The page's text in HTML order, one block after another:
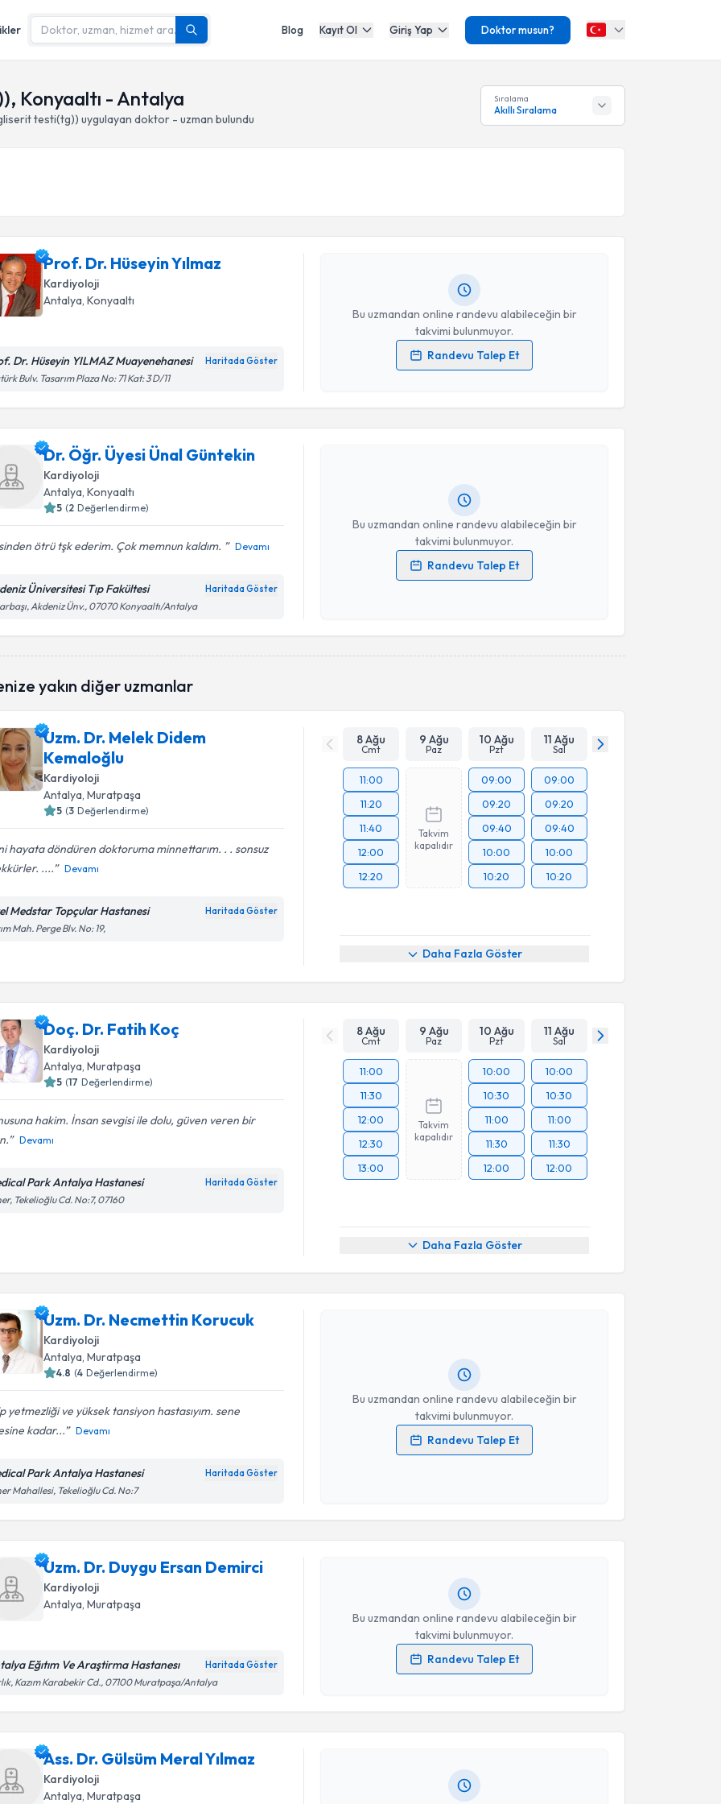
Blog Kayıt Ol Giriş Yap Doktor musun?
Konyaaltı - Antalya
testi(tg)) uygulayan doktor - uzman bulundu
Sıralama
Akıllı Sıralama
Prof. Dr. Hüseyin Yılmaz
Kardiyoloji
Antalya, Konyaaltı
Dr. Hüseyin YILMAZ Muayenehanesi Haritada Göster
Bulv. Tasarım Plaza No: 71 Kat: 3 D/11
Bu uzmandan online randevu alabileceğin bir
takvimi bulunmuyor.
Randevu Talep Et
Kişisel verilerimin işlenmesine ilişkinAydınlatma Metni
işlenmesini kabul ediyorum.
Dr. Öğr. Üyesi Ünal Güntekin
Kardiyoloji
Antalya, Konyaaltı
5 (2 Değerlendirme)
ötrü tşk ederim. Çok memnun kaldım. Devamı
Üniversitesi Tıp Fakültesi Haritada Göster
Akdeniz Ünv., 07070 Konyaaltı/Antalya
Bu uzmandan online randevu alabileceğin bir
takvimi bulunmuyor.
Randevu Talep Et
Kişisel verilerimin işlenmesine ilişkinAydınlatma Metni
yakın diğer uzmanlar
Uzm. Dr. Melek Didem
Kemaloğlu
Kardiyoloji
Antalya, Muratpaşa
5 (3 Değerlendirme)
hayata döndüren doktoruma minnettarım. . . sonsuz
....
Devamı
Medstar Topçular Hastanesi Haritada Göster
Mah. Perge Blv. No: 19,
8 Ağu
Cmt
9 Ağu
Paz
10 Ağu
Pzt
11 Ağu
Sal
11:00
11:20
11:40
12:00
12:20
Takvim
kapalıdır
09:00
09:20
09:40
10:00
10:20
09:00
09:20
09:40
10:00
10:20
Daha Fazla Göster
Doç. Dr. Fatih Koç
Kardiyoloji
Antalya , Muratpaşa
5 (17 Değerlendirme)
hakim. İnsan sevgisi ile dolu, güven veren bir
Devamı
Park Antalya Hastanesi Haritada Göster
Tekelioğlu Cd. No:7, 07160
8 Ağu
Cmt
9 Ağu
Paz
10 Ağu
Pzt
11 Ağu
Sal
11:00
11:30
12:00
12:30
13:00
Takvim
kapalıdır
10:00
10:30
11:00
11:30
12:00
10:00
10:30
11:00
11:30
12:00
Daha Fazla Göster
Uzm. Dr. Necmettin Korucuk
Kardiyoloji
Antalya, Muratpaşa
4.8 (4 Değerlendirme)
yetmezliği ve yüksek tansiyon hastasıyım. sene
kadar...
Devamı
Park Antalya Hastanesi Haritada Göster
Mahallesi, Tekelioğlu Cd. No:7
Bu uzmandan online randevu alabileceğin bir
takvimi bulunmuyor.
Randevu Talep Et
Randevu Takvimi Talebi
Uzm. Dr. Necmettin Korucuk
Kişisel verilerimin işlenmesine ilişkinAydınlatma Metni
Takvim Talebini Gönder
Uzm. Dr. Duygu Ersan Demirci
Kardiyoloji
Antalya, Muratpaşa
Eğıtım Ve Araştirma Hastanesı Haritada Göster
Kazım Karabekir Cd., 07100 Muratpaşa/Antalya
Bu uzmandan online randevu alabileceğin bir
takvimi bulunmuyor.
Randevu Talep Et
Kişisel verilerimin işlenmesine ilişkinAydınlatma Metni
işlenmesini kabul ediyorum.
Ass. Dr. Gülsüm Meral Yılmaz
Kardiyoloji
Antalya, Muratpaşa
Randevu Takvimi Talebi